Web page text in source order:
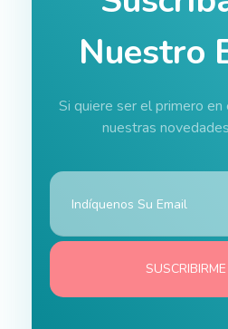
Nuestro
Si quiere ser el primero
nuestras